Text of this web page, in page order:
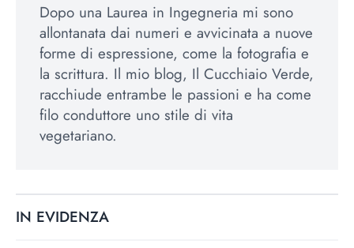
Dopo una Laurea in Ingegneria mi sono
allontanata dai numeri e avvicinata a nuove
forme di espressione, come la fotografia e
la scrittura. Il mio blog, Il Cucchiaio Verde,
racchiude entrambe le passioni e ha come
filo conduttore uno stile di vita
vegetariano.
IN EVIDENZA